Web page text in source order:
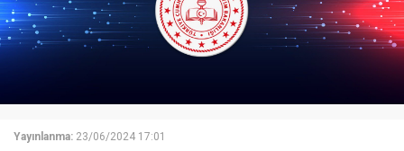
Yayınlanma: 23/06/2024 17:01